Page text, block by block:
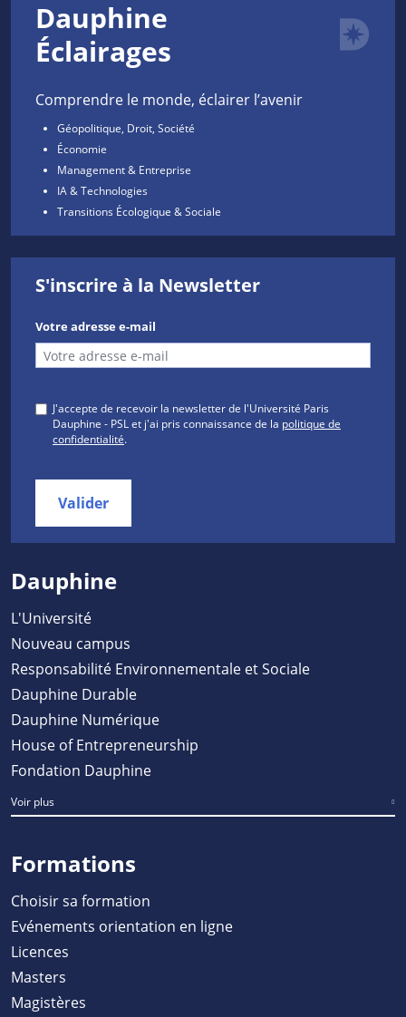
Dauphine
Éclairages
Comprendre le monde, éclairer l’avenir
Géopolitique, Droit, Société
Économie
Management & Entreprise
IA & Technologies
Transitions Écologique & Sociale
S'inscrire à la Newsletter
Votre adresse e-mail
J'accepte de recevoir la newsletter de l'Université Paris
Dauphine - PSL et j'ai pris connaissance de la politique de
confidentialité.
Valider
Dauphine
L'Université
Nouveau campus
Responsabilité Environnementale et Sociale
Dauphine Durable
Dauphine Numérique
House of Entrepreneurship
Fondation Dauphine
Voir plus
Formations
Choisir sa formation
Evénements orientation en ligne
Licences
Masters
Magistères